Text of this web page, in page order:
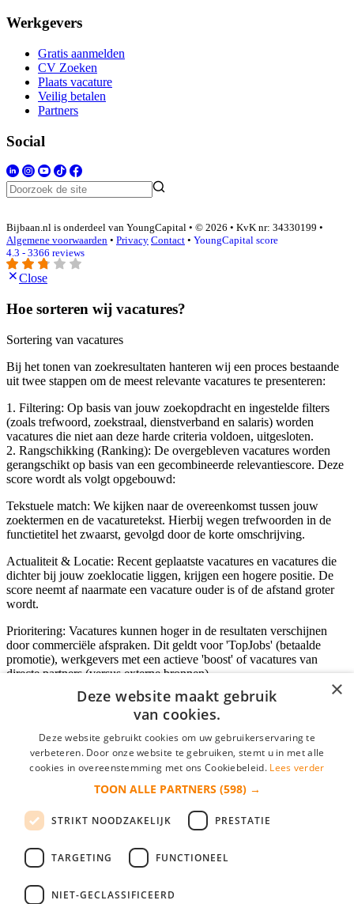
Werkgevers
Gratis aanmelden
CV Zoeken
Plaats vacature
Veilig betalen
Partners
Social
Bijbaan.nl is onderdeel van YoungCapital • © 2026 • KvK nr: 34330199 •
Algemene voorwaarden • Privacy Contact • YoungCapital score
4.3 - 3366 reviews
Close
Hoe sorteren wij vacatures?
Sortering van vacatures
Bij het tonen van zoekresultaten hanteren wij een proces bestaande
uit twee stappen om de meest relevante vacatures te presenteren:
1. Filtering: Op basis van jouw zoekopdracht en ingestelde filters
(zoals trefwoord, zoekstraal, dienstverband en salaris) worden
vacatures die niet aan deze harde criteria voldoen, uitgesloten.
2. Rangschikking (Ranking): De overgebleven vacatures worden
gerangschikt op basis van een gecombineerde relevantiescore. Deze
score wordt als volgt opgebouwd:
Tekstuele match: We kijken naar de overeenkomst tussen jouw
zoektermen en de vacaturetekst. Hierbij wegen trefwoorden in de
functietitel het zwaarst, gevolgd door de korte omschrijving.
Actualiteit & Locatie: Recent geplaatste vacatures en vacatures die
dichter bij jouw zoeklocatie liggen, krijgen een hogere positie. De
score neemt af naarmate een vacature ouder is of de afstand groter
wordt.
Prioritering: Vacatures kunnen hoger in de resultaten verschijnen
door commerciële afspraken. Dit geldt voor 'TopJobs' (betaalde
promotie), werkgevers met een actieve 'boost' of vacatures van
directe partners (versus externe bronnen).
Inloggen als bedrijf
*
login gegevens onthouden
login
Bedrijf aanmelden
×
Deze website maakt gebruik
van cookies.
Deze website gebruikt cookies om uw gebruikerservaring te
verbeteren. Door onze website te gebruiken, stemt u in met alle
cookies in overeenstemming met ons Cookiebeleid. Lees verder
TOON ALLE PARTNERS (598) →
STRIKT NOODZAKELIJK PRESTATIE
TARGETING FUNCTIONEEL
NIET-GECLASSIFICEERD